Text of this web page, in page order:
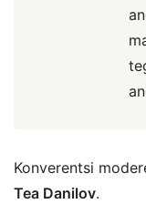
Konverentsi
Tea Danilov.